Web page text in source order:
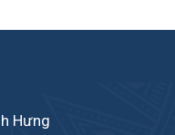
Hưng